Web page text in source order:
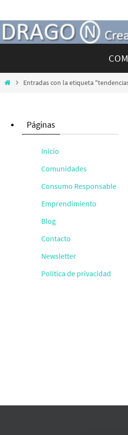
al
contenido
contenido
InicioEntradas con la etiqueta
Páginas
Inicio
Comunidades
Consumo Responsable
Emprendimiento
Blog
Contacto
Newsletter
Política de privacidad